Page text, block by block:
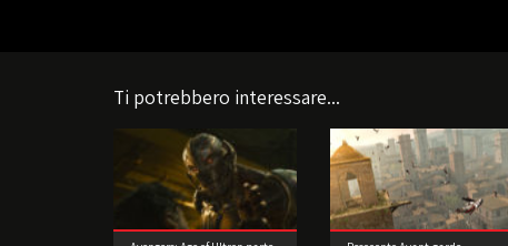
Ti potrebbero interessare...